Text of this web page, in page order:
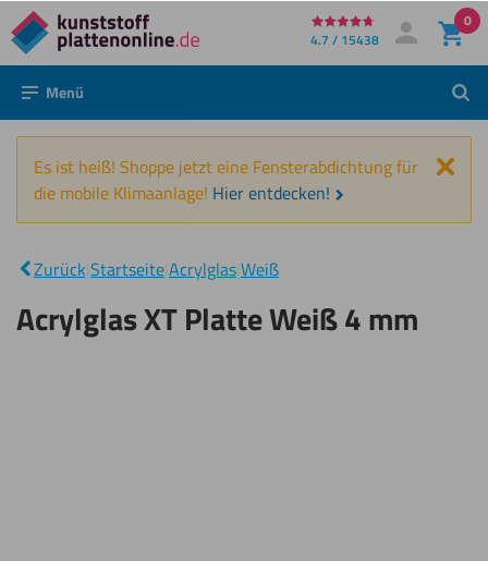
Direkt
zum
Inhalt
4.7 / 15438 Mein Konto
Anmelden
0
Menü
Es ist heiß! Shoppe jetzt eine Fensterabdichtung für
die mobile Klimaanlage! Hier entdecken!
Zurück StartseiteAcrylglasWeiß
XT Platte
Weiß 4
Acrylglas XT Platte Weiß 4 mm